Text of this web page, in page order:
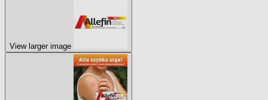
View larger image